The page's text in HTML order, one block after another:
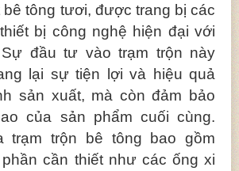
bê tông tươi, được trang bị các
bị công nghệ hiện đại với
đầu tư vào trạm trộn này
lại sự tiện lợi và hiệu quả
sản xuất, mà còn đảm bảo
của sản phẩm cuối cùng.
trạm trộn bê tông bao gồm
cần thiết như các ống xi